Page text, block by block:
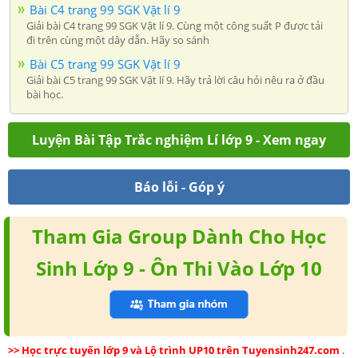
Bài C4 trang 99 SGK Vật lí 9
Giải bài C4 trang 99 SGK Vật lí 9. Cùng một công suất P được tải
đi trên cùng một dây dẫn. Hãy so sánh
Bài C5 trang 99 SGK Vật lí 9
Giải bài C5 trang 99 SGK Vật lí 9. Hãy trả lời câu hỏi nêu ra ở đầu
bài học.
Luyện Bài Tập Trắc nghiệm Lí lớp 9 - Xem ngay
Báo lỗi - Góp ý
Tham Gia Group Dành Cho Học
Sinh Lớp 9 - Ôn Thi Vào Lớp 10
>> Học trực tuyến lớp 9 và Lộ trình UP10 trên Tuyensinh247.com .